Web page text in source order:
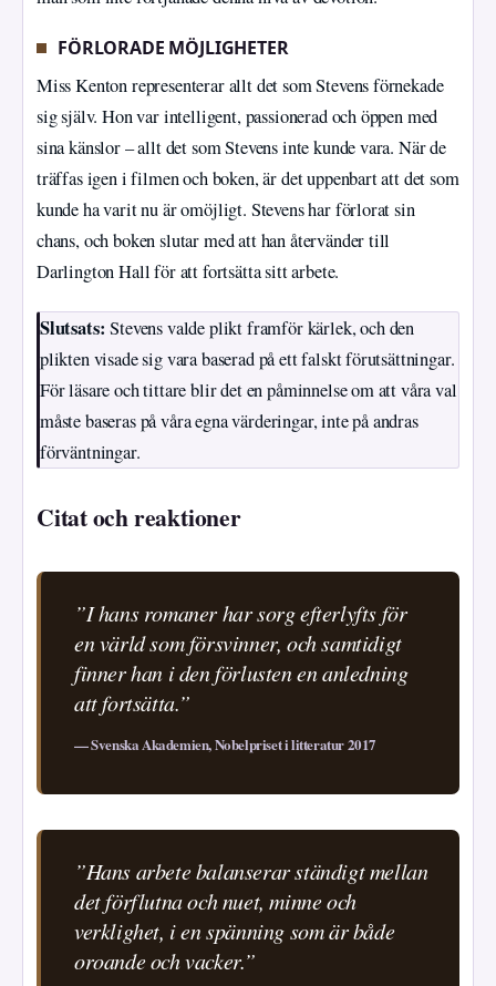
FÖRLORADE MÖJLIGHETER
Miss Kenton representerar allt det som Stevens förnekade
sig själv. Hon var intelligent, passionerad och öppen med
sina känslor – allt det som Stevens inte kunde vara. När de
träffas igen i filmen och boken, är det uppenbart att det som
kunde ha varit nu är omöjligt. Stevens har förlorat sin
chans, och boken slutar med att han återvänder till
Darlington Hall för att fortsätta sitt arbete.
Slutsats: Stevens valde plikt framför kärlek, och den
plikten visade sig vara baserad på ett falskt förutsättningar.
För läsare och tittare blir det en påminnelse om att våra val
måste baseras på våra egna värderingar, inte på andras
förväntningar.
Citat och reaktioner
”I hans romaner har sorg efterlyfts för
en värld som försvinner, och samtidigt
finner han i den förlusten en anledning
att fortsätta.”
— Svenska Akademien, Nobelpriset i litteratur 2017
”Hans arbete balanserar ständigt mellan
det förflutna och nuet, minne och
verklighet, i en spänning som är både
oroande och vacker.”